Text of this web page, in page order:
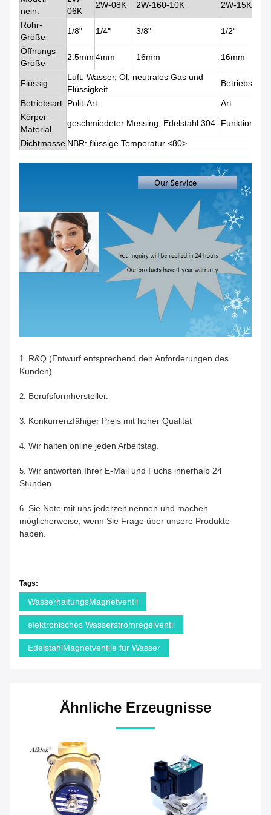
nein.
06K
2W-08K 2W-160-10K 2W-15K
Rohr-
Größe
1/8" 1/4" 3/8" 1/2“
Öffnungs-
Größe
2.5mm 4mm 16mm 16mm
Flüssig
Luft, Wasser, Öl, neutrales Gas und
Flüssigkeit
Betriebsart Polit-Art
Art
Körper-
Material
geschmiedeter Messing, Edelstahl 304 Funktions-
Dichtmasse NBR: flüssige Temperatur <80>
1. R&Q (Entwurf entsprechend den Anforderungen des
Kunden)
2. Berufsformhersteller.
3. Konkurrenzfähiger Preis mit hoher Qualität
4. Wir halten online jeden Arbeitstag.
5. Wir antworten Ihrer E-Mail und Fuchs innerhalb 24
Stunden.
6. Sie Note mit uns jederzeit nennen und machen
möglicherweise, wenn Sie Frage über unsere Produkte
haben.
Tags:
WasserhaltungsMagnetventil
elektronisches Wasserstromregelventil
EdelstahlMagnetventile für Wasser
Ähnliche Erzeugnisse